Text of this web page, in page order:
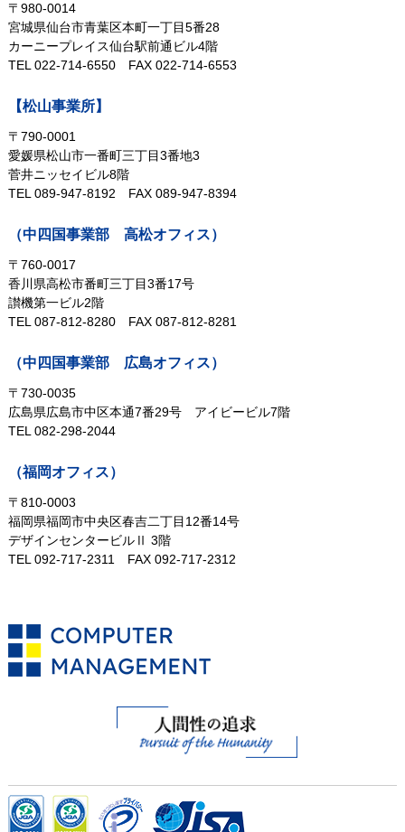
【松山事業所】
〒790-0001
愛媛県松山市一番町三丁目3番地3
菅井ニッセイビル8階
TEL 089-947-8192 FAX 089-947-8394
（中四国事業部 高松オフィス）
〒760-0017
香川県高松市番町三丁目3番17号
讃機第一ビル2階
TEL 087-812-8280 FAX 087-812-8281
（中四国事業部 広島オフィス）
〒730-0035
広島県広島市中区本通7番29号 アイビービル7階
TEL 082-298-2044
（福岡オフィス）
〒810-0003
福岡県福岡市中央区春吉二丁目12番14号
デザインセンタービルⅡ 3階
TEL 092-717-2311 FAX 092-717-2312
〒980-0014
宮城県仙台市青葉区本町一丁目5番28
カーニープレイス仙台駅前通ビル4階
TEL 022-714-6550 FAX 022-714-6553